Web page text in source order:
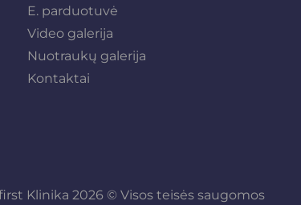
E. parduotuvė
Video galerija
Nuotraukų galerija
Kontaktai
Klinika 2026 © Visos teisės saugomos